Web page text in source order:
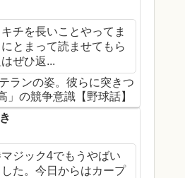
チを長いことやってま
とまって読ませてもら
ぜひ返...
ランの姿。彼らに突きつ
」の競争意識【野球話】
ジック4でもうやばい
た。今日からはカープ